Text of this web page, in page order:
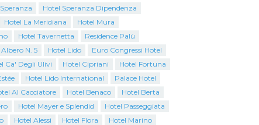
Hotel Speranza Dipendenza
Hotel La Meridiana
Hotel Mura
Hotel Tavernetta
Residence Palù
N. 5 Hotel Lido
Euro Congressi Hotel
Ca' Degli Ulivi Hotel Cipriani
Hotel Fortuna
Hotel Lido International
Palace Hotel
Al Cacciatore Hotel Benaco
Hotel Berta
Hotel Mayer e Splendid
Hotel Passeggiata
Hotel Alessi Hotel Flora
Hotel Marino